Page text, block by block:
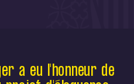
du projet
tout simplement
a eu l'honneur de